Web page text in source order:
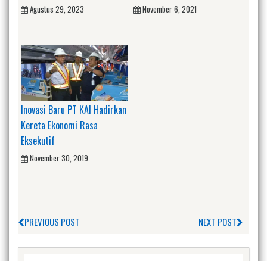
Agustus 29, 2023 November 6, 2021
Inovasi Baru PT KAI Hadirkan
Kereta Ekonomi Rasa
Eksekutif
November 30, 2019
PREVIOUS POST NEXT POST